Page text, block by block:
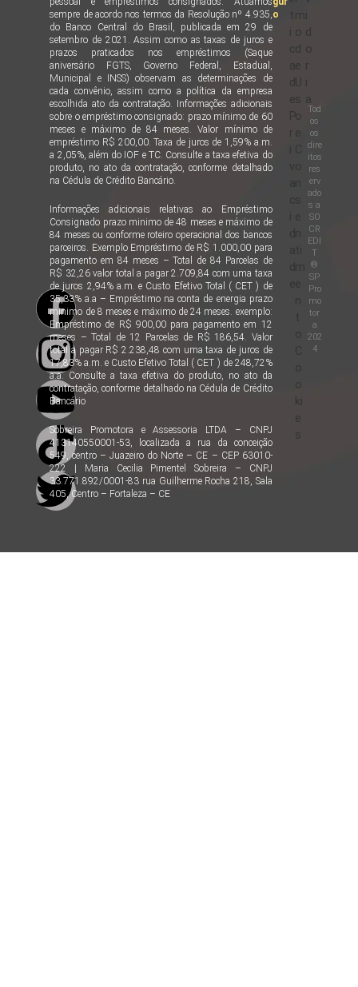
sempre de acordo nos termos da Resolução nº 4.935,
do Banco Central do Brasil, publicada em 29 de
setembro de 2021. Assim como as taxas de juros e
prazos praticados nos empréstimos (Saque
aniversário FGTS, Governo Federal, Estadual,
Municipal e INSS) observam as determinações de
cada convênio, assim como a política da empresa
escolhida ato da contratação. Informações adicionais
sobre o empréstimo consignado: prazo mínimo de 60
meses e máximo de 84 meses. Valor mínimo de
empréstimo R$ 200,00. Taxa de juros de 1,59% a.m.
a 2,05%, além do IOF e TC. Consulte a taxa efetiva do
produto, no ato da contratação, conforme detalhado
na Cédula de Crédito Bancário.
Informações adicionais relativas ao Empréstimo
Consignado prazo minimo de 48 meses e máximo de
84 meses ou conforme roteiro operacional dos bancos
parceiros. Exemplo Empréstimo de R$ 1.000,00 para
pagamento em 84 meses – Total de 84 Parcelas de
R$ 32,26 valor total a pagar 2.709,84 com uma taxa
de juros 2,94% a.m. e Custo Efetivo Total ( CET ) de
35,33% a.a – Empréstimo na conta de energia prazo
minimo de 8 meses e máximo de 24 meses. exemplo:
Empréstimo de R$ 900,00 para pagamento em 12
meses – Total de 12 Parcelas de R$ 186,54. Valor
total a pagar R$ 2.238,48 com uma taxa de juros de
17,83% a.m. e Custo Efetivo Total ( CET ) de 248,72%
a.a. Consulte a taxa efetiva do produto, no ato da
contratação, conforme detalhado na Cédula de Crédito
Bancário
Sobreira Promotora e Assessoria LTDA – CNPJ
413140550001-53, localizada a rua da conceição
549, centro – Juazeiro do Norte – CE – CEP 63010-
222 | Maria Cecilia Pimentel Sobreira – CNPJ
33.771.892/0001-83 rua Guilherme Rocha 218, Sala
405, Centro – Fortaleza – CE
o
i
c
a
d
e
P
r
m
o
d
e
U
s
o
e
o
ki
e
s
i
d
o
r
i
a
Tod
os
os
dire
itos
res
erv
ado
s a
SO
CR
EDI
T
®
SP
Pro
mo
tor
a
202
4